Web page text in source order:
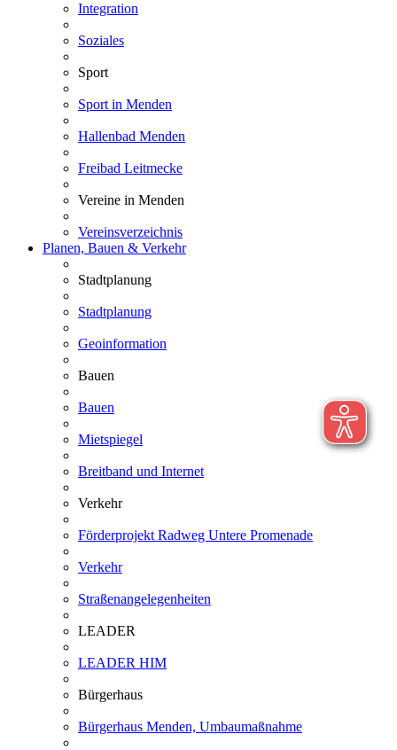
Integration
Soziales
Sport
Sport in Menden
Hallenbad Menden
Freibad Leitmecke
Vereine in Menden
Vereinsverzeichnis
Planen, Bauen & Verkehr
Stadtplanung
Stadtplanung
Geoinformation
Bauen
Bauen
Mietspiegel
Breitband und Internet
Verkehr
Förderprojekt Radweg Untere Promenade
Verkehr
Straßenangelegenheiten
LEADER
LEADER HIM
Bürgerhaus
Bürgerhaus Menden, Umbaumaßnahme